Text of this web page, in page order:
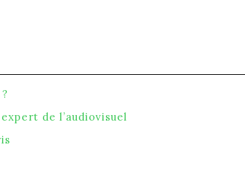
de l’audiovisuel